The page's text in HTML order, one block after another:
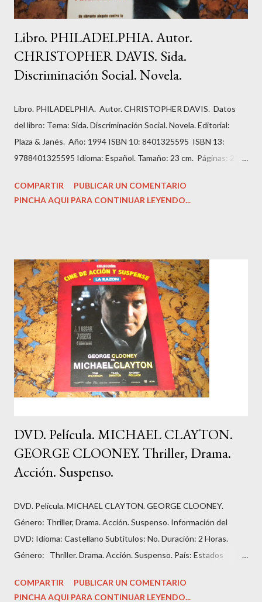
Libro. PHILADELPHIA. Autor.
CHRISTOPHER DAVIS. Sida.
Discriminación Social. Novela.
Libro. PHILADELPHIA. Autor. CHRISTOPHER DAVIS. Datos
del libro: Tema: Sida. Discriminación Social. Novela. Editorial:
Plaza & Janés. Año: 1994 ISBN 10: 8401325595 ISBN 13:
9788401325595 Idioma: Español. Tamaño: 23 cm. Páginas: 211.
imagen editorial. Condición: Bien. Hojas amarillentas por el
tiempo. Precio: 1.99 Euros. Andrew es un abogado prometedor
COMPARTIR
PUBLICAR UN COMENTARIO
PINCHA AQUI PARA CONTINUAR LEYENDO...
DVD. Película. MICHAEL CLAYTON.
GEORGE CLOONEY. Thriller, Drama.
Acción. Suspenso.
DVD. Película. MICHAEL CLAYTON. GEORGE CLOONEY.
Género: Thriller, Drama. Acción. Suspenso. Información del
DVD: Idioma: Castellano Subtitulos: No. Duración: 2 Horas.
Género: Thriller. Drama. Acción. Suspenso. País: Estados
‎Tony Gilroy. Guión: Tony Gilroy. Fecha de lanzamiento: ‎ 2007.
COMPARTIR
PUBLICAR UN COMENTARIO
PINCHA AQUI PARA CONTINUAR LEYENDO...